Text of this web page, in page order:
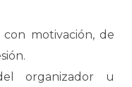
motivación, de
organizador u